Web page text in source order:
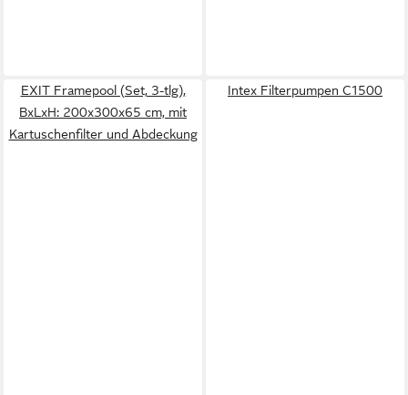
EXIT Framepool (Set, 3-tlg),
BxLxH: 200x300x65 cm, mit
Kartuschenfilter und Abdeckung
Intex Filterpumpen C1500